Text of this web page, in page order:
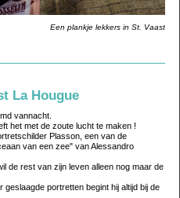
Een plankje lekkers in St. Vaast
La Hougue
vannacht.
het met de zoute lucht te maken !
Plasson, een van de
van een zee" van Alessandro
de rest van zijn leven alleen nog maar de
portretten begint hij altijd bij de